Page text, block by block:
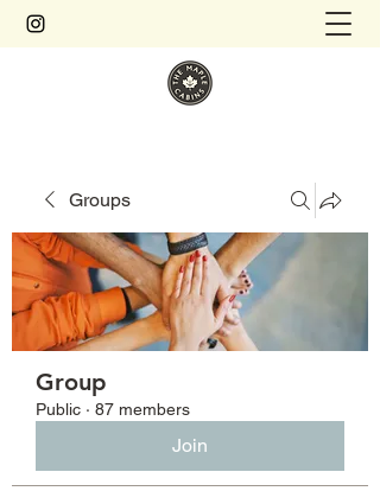
Groups
Group
Public · 87 members
Join